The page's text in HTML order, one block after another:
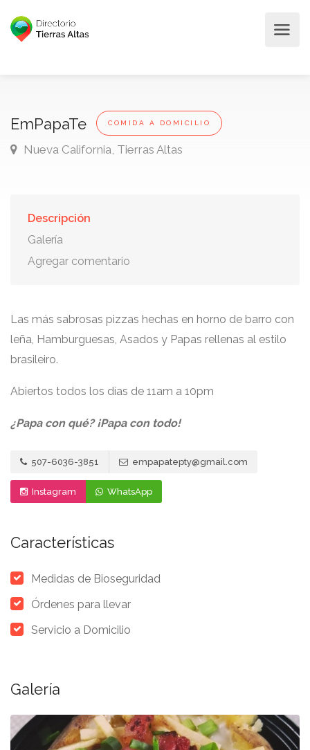
EmPapaTe COMIDA A DOMICILIO
Nueva California, Tierras Altas
Descripción
Galería
Agregar comentario
Las más sabrosas pizzas hechas en horno de barro con
leña, Hamburguesas, Asados y Papas rellenas al estilo
brasileiro.
Abiertos todos los días de 11am a 10pm
¿Papa con qué? ¡Papa con todo!
507-6036-3851 empapatepty@gmail.com
Instagram WhatsApp
Características
Medidas de Bioseguridad
Órdenes para llevar
Servicio a Domicilio
Galería